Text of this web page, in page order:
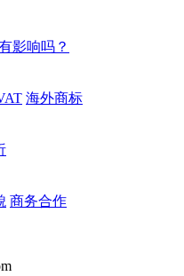
影响吗？
海外商标
商务合作